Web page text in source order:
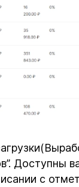
Доступны
с